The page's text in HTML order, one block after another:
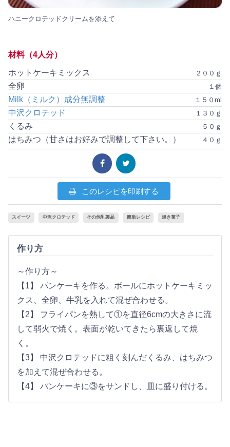
ハニークロテッドクリームを添えて
材料（4人分）
２００ｇ
ホットケーキミックス
１個
全卵
１５０ml
Milk（ミルク）成分無調整
１３０ｇ
中沢クロテッド
５０ｇ
くるみ
４０ｇ
はちみつ（甘さはお好みで調整して下さい。）
このレシピを印刷する
スイーツ 中沢クロテッド その他乳製品 簡単レシピ 焼き菓子
作り方
～作り方～
【1】 パンケーキを作る。ボールにホットケーキミッ
クス、全卵、牛乳を入れて混ぜ合わせる。
【2】 フライパンを熱して①を直径6cmの大きさに流
して弱火で焼く。表面が乾いてきたら裏返して焼
く。
【3】 中沢クロテッドに粗く刻んだくるみ、はちみつ
を加えて混ぜ合わせる。
【4】 パンケーキに③をサンドし、皿に盛り付ける。